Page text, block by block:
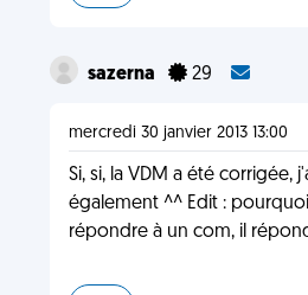
sazerna 29
mercredi 30 janvier 2013 13:00
Si, si, la VDM a été corrigée,
également ^^ Edit :
répondre à un com, il